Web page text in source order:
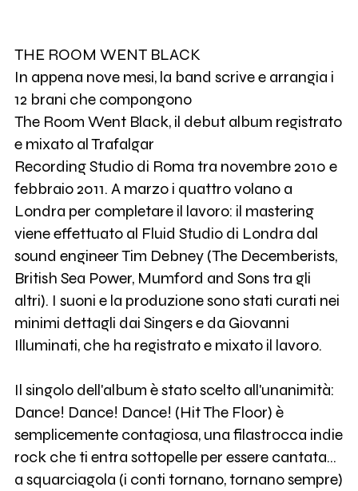
THE ROOM WENT BLACK
In appena nove mesi, la band scrive e arrangia i
12 brani che compongono
The Room Went Black, il debut album registrato
e mixato al Trafalgar
Recording Studio di Roma tra novembre 2010 e
febbraio 2011. A marzo i quattro volano a
Londra per completare il lavoro: il mastering
viene effettuato al Fluid Studio di Londra dal
sound engineer Tim Debney (The Decemberists,
British Sea Power, Mumford and Sons tra gli
altri). I suoni e la produzione sono stati curati nei
minimi dettagli dai Singers e da Giovanni
Illuminati, che ha registrato e mixato il lavoro.
Il singolo dell'album è stato scelto all'unanimità:
Dance! Dance! Dance! (Hit The Floor) è
semplicemente contagiosa, una filastrocca indie
rock che ti entra sottopelle per essere cantata...
a squarciagola (i conti tornano, tornano sempre)